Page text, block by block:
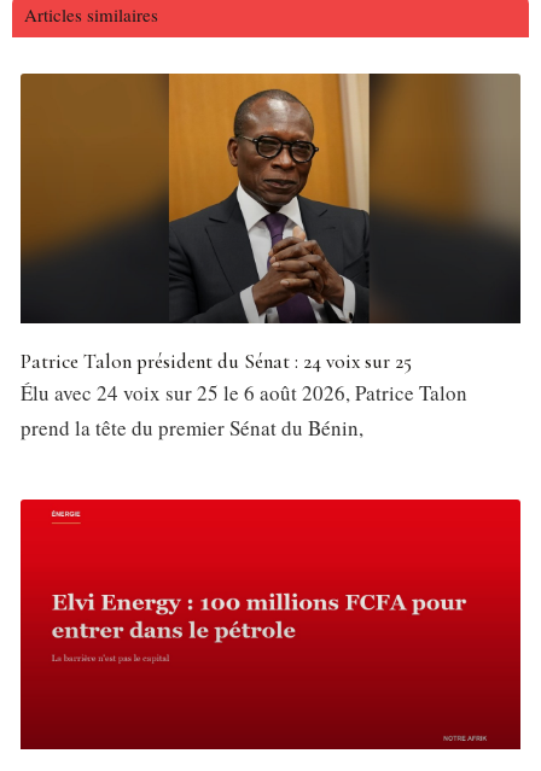
Articles similaires
Patrice Talon président du Sénat : 24 voix sur 25
Élu avec 24 voix sur 25 le 6 août 2026, Patrice Talon
prend la tête du premier Sénat du Bénin,